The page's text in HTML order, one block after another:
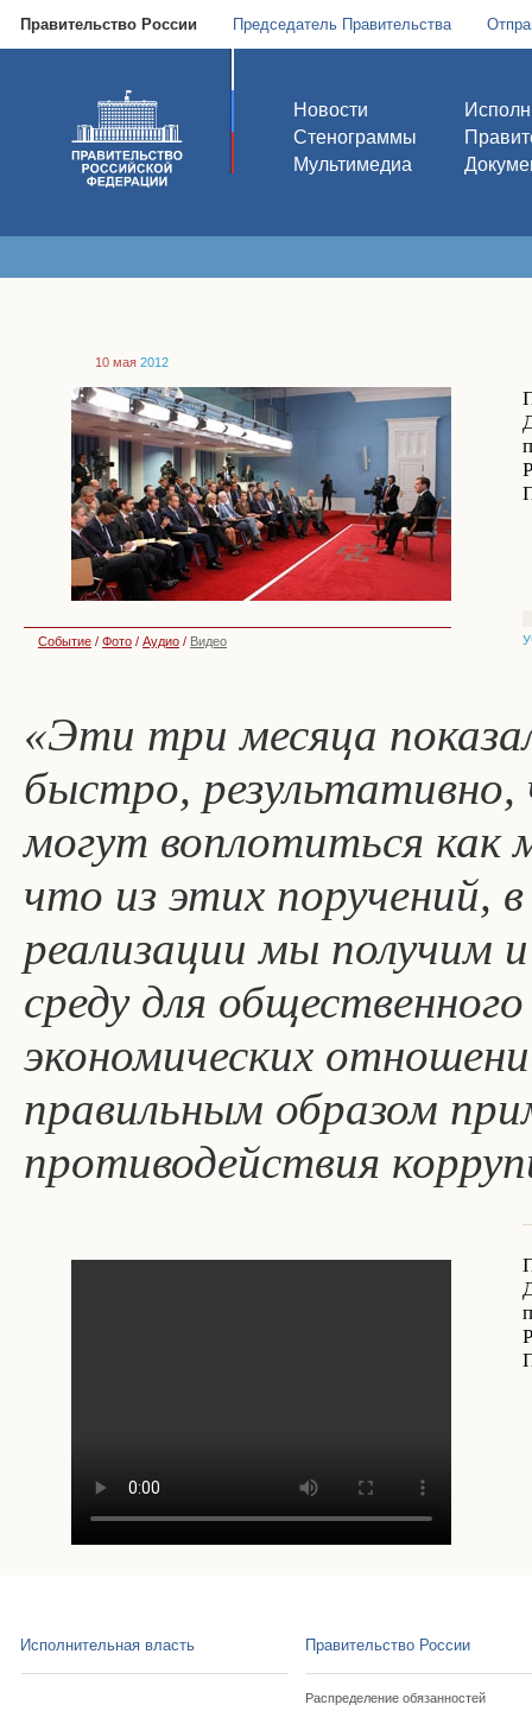
Правительство России Председатель Правительства
Новости
Стенограммы
Мультимедиа
10 мая 2012
Событие / Фото / Аудио / Видео
«Эти три месяца
быстро,
могут воплотиться как
что из этих поручений,
реализации мы получим
среду для
экономических
правильным образом
противодействия
Исполнительная власть Правительство России
Распределение обязанностей